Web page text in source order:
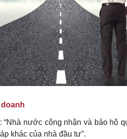
nước công nhận và bảo hộ
khác của nhà đầu tư”.